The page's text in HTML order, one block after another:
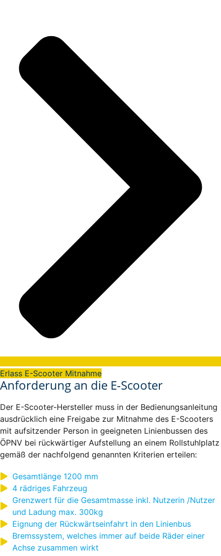
Erlass E-Scooter Mitnahme
Anforderung an die E-Scooter
Der E-Scooter-Hersteller muss in der Bedienungsanleitung
ausdrücklich eine Freigabe zur Mitnahme des E-Scooters
mit aufsitzender Person in geeigneten Linienbussen des
ÖPNV bei rückwärtiger Aufstellung an einem Rollstuhlplatz
gemäß der nachfolgend genannten Kriterien erteilen:
Gesamtlänge 1200 mm
4 rädriges Fahrzeug
Grenzwert für die Gesamtmasse inkl. Nutzerin /Nutzer
und Ladung max. 300kg
Eignung der Rückwärtseinfahrt in den Linienbus
Bremssystem, welches immer auf beide Räder einer
Achse zusammen wirkt